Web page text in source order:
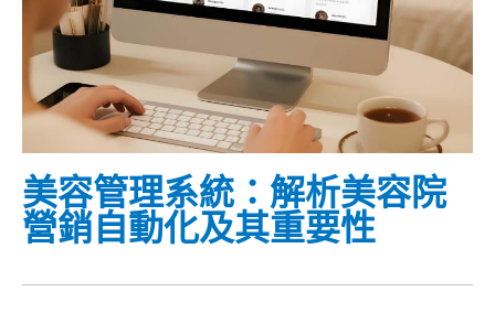
美容管理系統：解析美容院
營銷自動化及其重要性